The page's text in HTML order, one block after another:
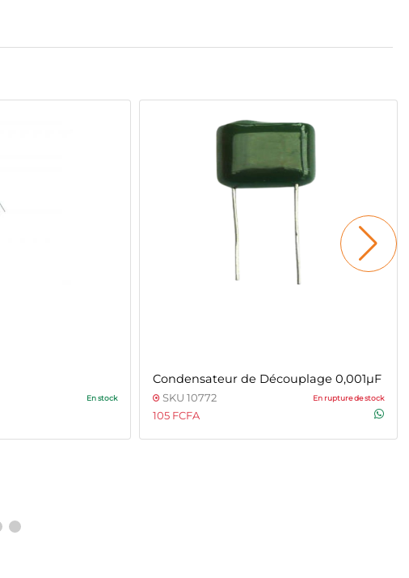
En stock
Condensateur de Découplage 0,001µF
SKU 10772 En rupture de stock
105 FCFA